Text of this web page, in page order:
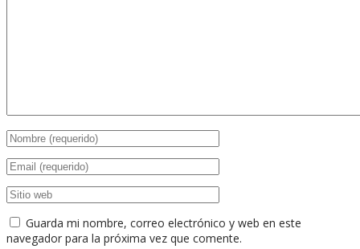
Guarda mi nombre, correo electrónico y web en este
navegador para la próxima vez que comente.